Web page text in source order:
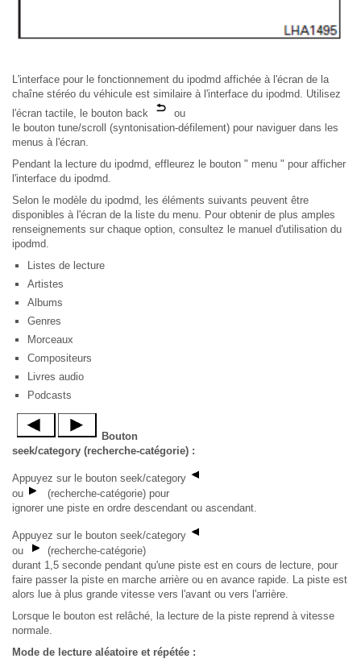
L'interface pour le fonctionnement du ipodmd affichée à l'écran de la
chaîne stéréo du véhicule est similaire à l'interface du ipodmd. Utilisez
l'écran tactile, le bouton back
ou
le bouton tune/scroll (syntonisation-défilement) pour naviguer dans les
menus à l'écran.
Pendant la lecture du ipodmd, effleurez le bouton " menu " pour afficher
l'interface du ipodmd.
Selon le modèle du ipodmd, les éléments suivants peuvent être
disponibles à l'écran de la liste du menu. Pour obtenir de plus amples
renseignements sur chaque option, consultez le manuel d'utilisation du
ipodmd.
Listes de lecture
Artistes
Albums
Genres
Morceaux
Compositeurs
Livres audio
Podcasts
Bouton
seek/category (recherche-catégorie) :
Appuyez sur le bouton seek/category
ou
(recherche-catégorie) pour
ignorer une piste en ordre descendant ou ascendant.
Appuyez sur le bouton seek/category
ou
(recherche-catégorie)
durant 1,5 seconde pendant qu'une piste est en cours de lecture, pour
faire passer la piste en marche arrière ou en avance rapide. La piste est
alors lue à plus grande vitesse vers l'avant ou vers l'arrière.
Lorsque le bouton est relâché, la lecture de la piste reprend à vitesse
normale.
Mode de lecture aléatoire et répétée :